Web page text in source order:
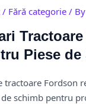
/ Fără categorie / By
Piese de
tractoare Fordson
de schimb pentru